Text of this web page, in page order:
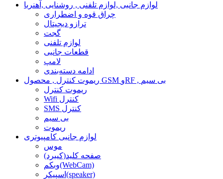
لوازم جانبی ,لوازم تلفنی , روشنایی ,آهنربا
چراق قوه و اضطراری
ترازو دیجیتال
گجت
لوازم تلفنی
قطعات جانبی
لامپ
ادامه دسته‌بندی
ریموت کنترل , محصول GSM وRF , بی سیم
ریموت کنترل
Wifi کنترل
SMS کنترل
بی سیم
ریموت
لوازم جانبی کامپیوتری
موس
صفحه کلید(کیبرد)
وبکم(WebCam)
اسپیکر(speaker)